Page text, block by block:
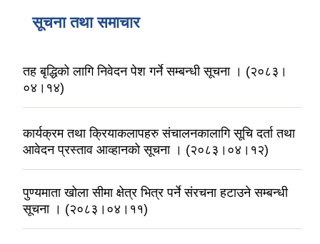
सूचना तथा समाचार
तह बृद्धिको लागि निवेदन पेश गर्ने सम्बन्धी सूचना । (२०८३।
०४।१४)
कार्यक्रम तथा क्रियाकलापहरु संचालनकालागि सूचि दर्ता तथा
आवेदन प्रस्ताव आव्हानको सूचना । (२०८३।०४।१२)
पुण्यमाता खोला सीमा क्षेत्र भित्र पर्ने संरचना हटाउने सम्बन्धी
सूचना । (२०८३।०४।११)